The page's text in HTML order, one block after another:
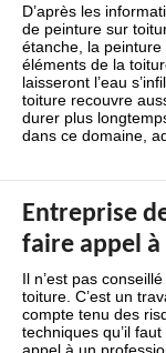
D’après les
de peinture sur
étanche, la
éléments de la
laisseront l’eau
toiture recouvre
durer plus
dans ce domaine,
Entreprise
faire appel à
Il n’est pas
toiture. C’est un
compte tenu des
techniques qu’il
appel à un